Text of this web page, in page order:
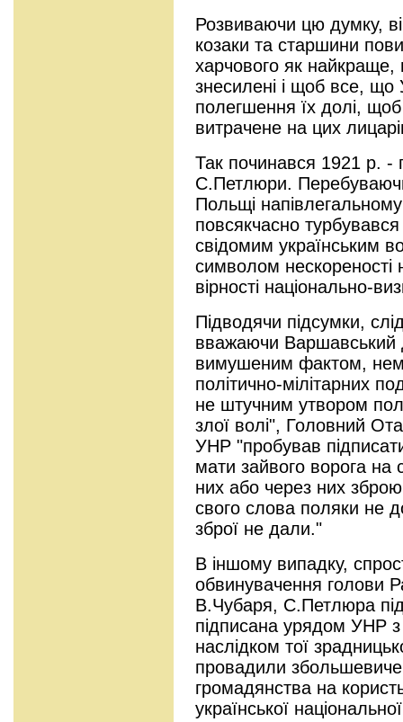
Розвиваючи цю думку,
козаки та старшини
харчового як
знесилені і щоб все,
полегшення їх долі, щоб
витрачене на цих
Так починався 1921 р. -
С.Петлюри.
Польщі
повсякчасно
свідомим українським
символом нескореності
вірності національно-
Підводячи підсумки,
вважаючи Варшавський
вимушеним фактом,
політично-мілітарних
не штучним утвором
злої волі", Головний
УНР "пробував
мати зайвого ворога на
них або через них
свого слова поляки не
зброї не дали."
В іншому випадку,
обвинувачення голови
В.Чубаря, С.Петлюра
підписана урядом УНР
наслідком тої
провадили
громадянства на
української